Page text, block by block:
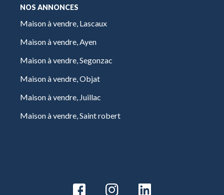
NOS ANNONCES
Maison à vendre, Lascaux
Maison à vendre, Ayen
Maison à vendre, Segonzac
Maison à vendre, Objat
Maison à vendre, Juillac
Maison à vendre, Saint robert